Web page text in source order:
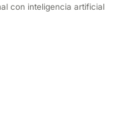
con inteligencia artificial